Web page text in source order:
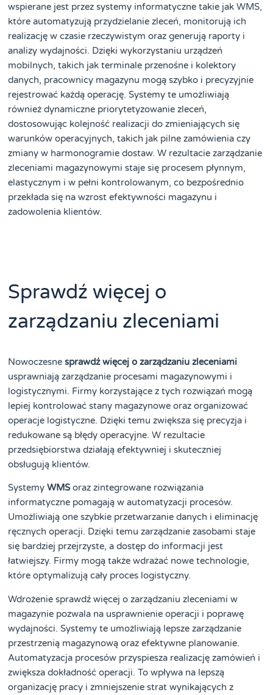
wspierane jest przez systemy informatyczne takie jak WMS,
które automatyzują przydzielanie zleceń, monitorują ich
realizację w czasie rzeczywistym oraz generują raporty i
analizy wydajności. Dzięki wykorzystaniu urządzeń
mobilnych, takich jak terminale przenośne i kolektory
danych, pracownicy magazynu mogą szybko i precyzyjnie
rejestrować każdą operację. Systemy te umożliwiają
również dynamiczne priorytetyzowanie zleceń,
dostosowując kolejność realizacji do zmieniających się
warunków operacyjnych, takich jak pilne zamówienia czy
zmiany w harmonogramie dostaw. W rezultacie zarządzanie
zleceniami magazynowymi staje się procesem płynnym,
elastycznym i w pełni kontrolowanym, co bezpośrednio
przekłada się na wzrost efektywności magazynu i
zadowolenia klientów.
Sprawdź więcej o
zarządzaniu zleceniami
Nowoczesnesprawdź więcej o zarządzaniu zleceniami
usprawniają zarządzanie procesami magazynowymi i
logistycznymi. Firmy korzystające z tych rozwiązań mogą
lepiej kontrolować stany magazynowe oraz organizować
operacje logistyczne. Dzięki temu zwiększa się precyzja i
redukowane są błędy operacyjne. W rezultacie
przedsiębiorstwa działają efektywniej i skuteczniej
obsługują klientów.
SystemyWMSoraz zintegrowane rozwiązania
informatyczne pomagają w automatyzacji procesów.
Umożliwiają one szybkie przetwarzanie danych i eliminację
ręcznych operacji. Dzięki temu zarządzanie zasobami staje
się bardziej przejrzyste, a dostęp do informacji jest
łatwiejszy. Firmy mogą także wdrażać nowe technologie,
które optymalizują cały proces logistyczny.
Wdrożenie sprawdź więcej o zarządzaniu zleceniami w
magazynie pozwala na usprawnienie operacji i poprawę
wydajności. Systemy te umożliwiają lepsze zarządzanie
przestrzenią magazynową oraz efektywne planowanie.
Automatyzacja procesów przyspiesza realizację zamówień i
zwiększa dokładność operacji. To wpływa na lepszą
organizację pracy i zmniejszenie strat wynikających z